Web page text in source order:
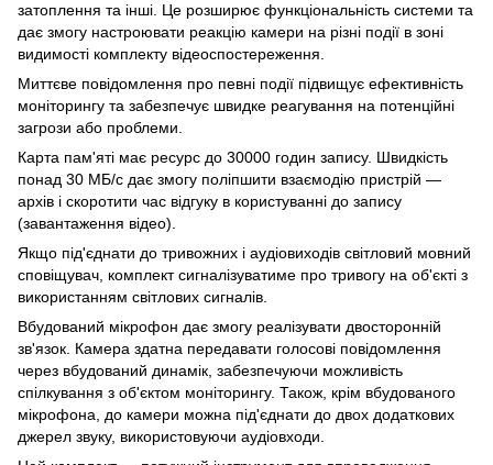
затоплення та інші. Це розширює функціональність системи та
дає змогу настроювати реакцію камери на різні події в зоні
видимості комплекту відеоспостереження.
Миттєве повідомлення про певні події підвищує ефективність
моніторингу та забезпечує швидке реагування на потенційні
загрози або проблеми.
Карта пам'яті має ресурс до 30000 годин запису. Швидкість
понад 30 МБ/с дає змогу поліпшити взаємодію пристрій —
архів і скоротити час відгуку в користуванні до запису
(завантаження відео).
Якщо під'єднати до тривожних і аудіовиходів світловий мовний
сповіщувач, комплект сигналізуватиме про тривогу на об'єкті з
використанням світлових сигналів.
Вбудований мікрофон дає змогу реалізувати двосторонній
зв'язок. Камера здатна передавати голосові повідомлення
через вбудований динамік, забезпечуючи можливість
спілкування з об'єктом моніторингу. Також, крім вбудованого
мікрофона, до камери можна під'єднати до двох додаткових
джерел звуку, використовуючи аудіовходи.